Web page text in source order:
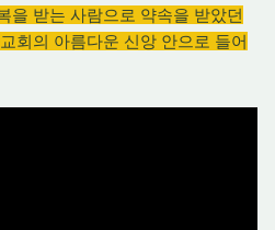
을 받는 사람으로 약속을 받았던
회의 아름다운 신앙 안으로 들어